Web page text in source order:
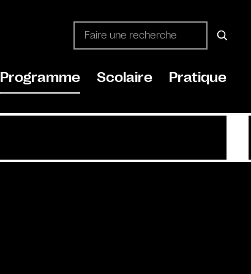
Programme Scolaire Pratique